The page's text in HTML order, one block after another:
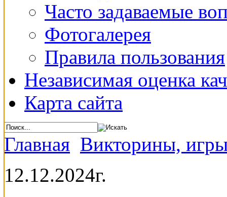
Часто задаваемые
Фотогалерея
Правила пользования
Независимая оценка
Карта сайта
Главная Викторины,
12.12.2024г.